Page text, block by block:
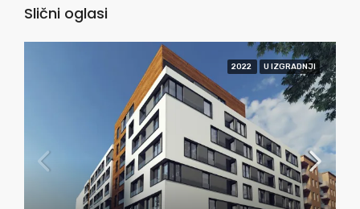
Slični oglasi
2022 U IZGRADNJI